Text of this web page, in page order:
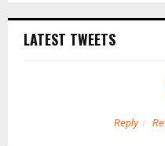
LATEST TWEETS
Reply